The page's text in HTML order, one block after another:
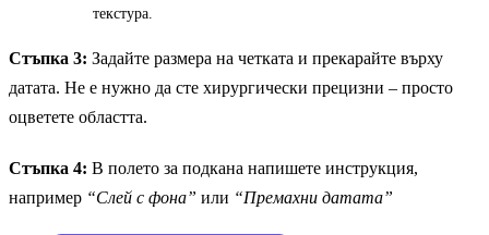
текстура.
Стъпка 3: Задайте размера на четката и прекарайте върху
датата. Не е нужно да сте хирургически прецизни – просто
оцветете областта.
Стъпка 4: В полето за подкана напишете инструкция,
например “Слей с фона” или “Премахни датата”